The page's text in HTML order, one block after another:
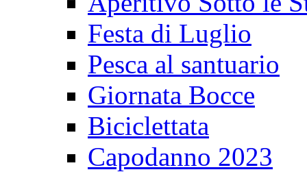
Festa di Luglio
Pesca al santuario
Giornata Bocce
Biciclettata
Capodanno 2023